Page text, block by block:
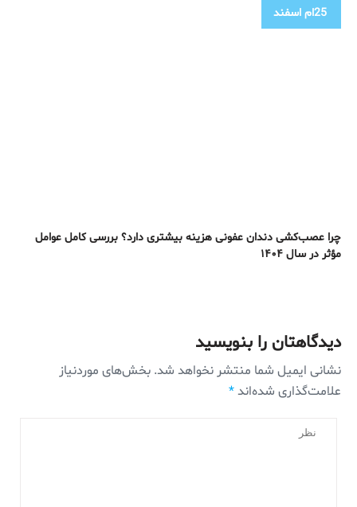
25ام اسفند
چرا عصب‌کشی دندان عفونی هزینه بیشتری دارد؟ بررسی کامل عوامل
مؤثر در سال ۱۴۰۴
دیدگاهتان را بنویسید
نشانی ایمیل شما منتشر نخواهد شد. بخش‌های موردنیاز
علامت‌گذاری شده‌اند*